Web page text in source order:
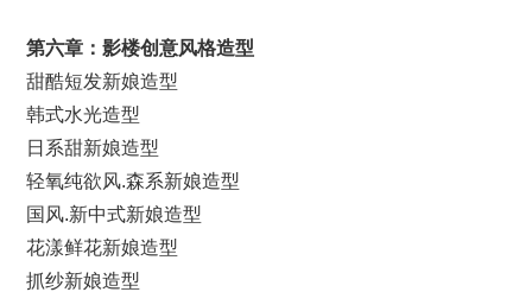
第六章：影楼创意风格造型
甜酷短发新娘造型
韩式水光造型
日系甜新娘造型
轻氧纯欲风.森系新娘造型
国风.新中式新娘造型
花漾鲜花新娘造型
抓纱新娘造型